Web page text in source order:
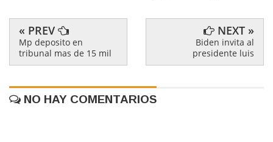
« PREV
Mp deposito en
tribunal mas de 15 mil
NEXT »
Biden invita al
presidente luis
NO HAY COMENTARIOS